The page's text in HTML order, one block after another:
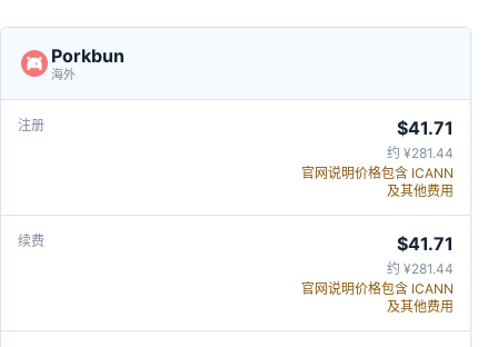
Porkbun
海外
$41.71
约 ¥281.44
官网说明价格包含 ICANN
及其他费用
$41.71
约 ¥281.44
官网说明价格包含 ICANN
及其他费用